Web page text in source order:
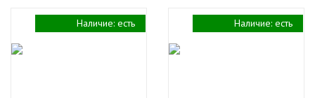
Наличие: есть Наличие: есть